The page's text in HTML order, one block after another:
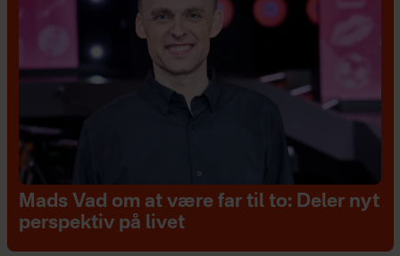
Mads Vad om at være far til to: Deler nyt
perspektiv på livet